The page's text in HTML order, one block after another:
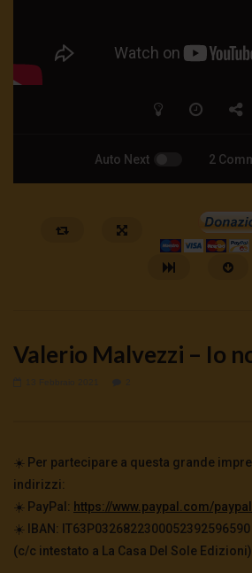
Auto Next 2
🔴La borsa o la guerra | tg 04.08.26
4 Agosto 2026
Valerio Malvezzi – Io
☀️ Per partecipare a questa grande
indirizzi:
☀️ PayPal: https://www.paypal.com/
☀️ IBAN: IT63P0326822300052392596590
(c/c intestato a La Casa Del Sole Edizioni)